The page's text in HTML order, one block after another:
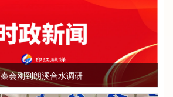
秦会刚到朗溪合水调研